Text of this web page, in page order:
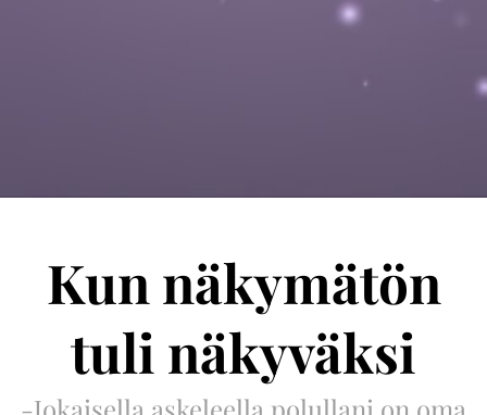
Kun näkymätön
tuli näkyväksi
-Jokaisella askeleella polullani on oma